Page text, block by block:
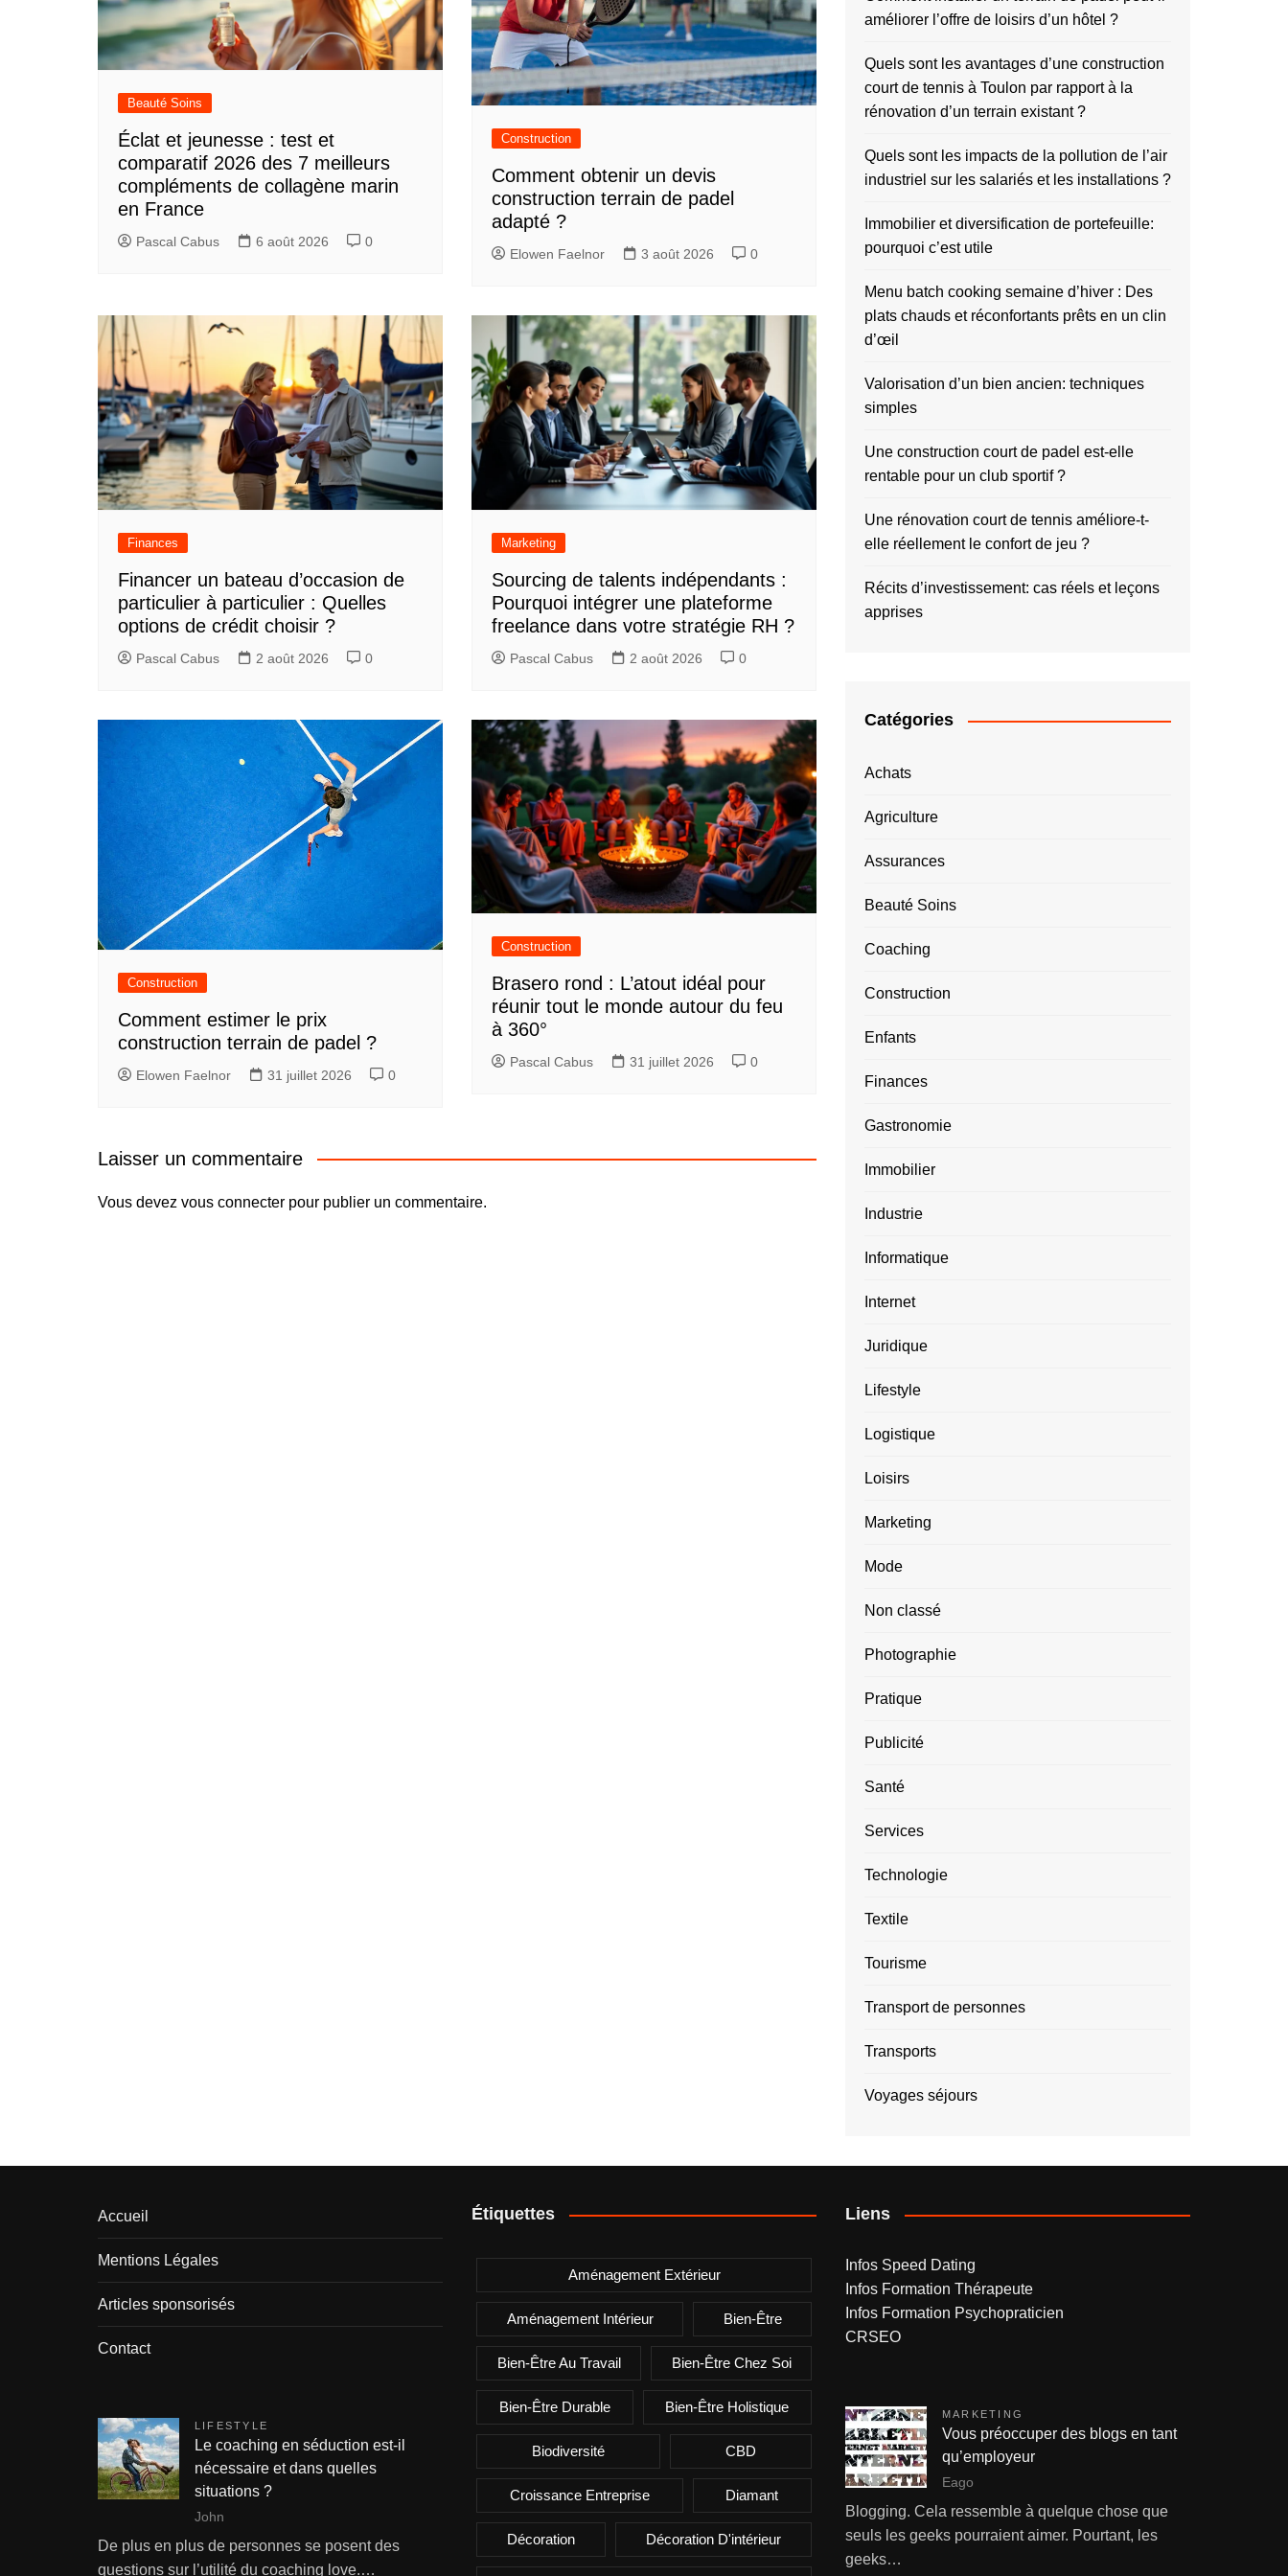
Beauté Soins
Éclat et jeunesse : test et
comparatif 2026 des 7 meilleurs
compléments de collagène marin
en France
Pascal Cabus 6 août 2026 0
Construction
Comment obtenir un devis
construction terrain de padel
adapté ?
Elowen Faelnor 3 août 2026 0
Finances
Financer un bateau d’occasion de
particulier à particulier : Quelles
options de crédit choisir ?
Pascal Cabus 2 août 2026 0
Marketing
Sourcing de talents indépendants :
Pourquoi intégrer une plateforme
freelance dans votre stratégie RH ?
Pascal Cabus 2 août 2026 0
Construction
Comment estimer le prix
construction terrain de padel ?
Elowen Faelnor 31 juillet 2026 0
Construction
Brasero rond : L’atout idéal pour
réunir tout le monde autour du feu
à 360°
Pascal Cabus 31 juillet 2026 0
Laisser un commentaire
Vous devez vous connecter pour publier un commentaire.
améliorer l’offre de loisirs d’un hôtel ?
Quels sont les avantages d’une construction
court de tennis à Toulon par rapport à la
rénovation d’un terrain existant ?
Quels sont les impacts de la pollution de l’air
industriel sur les salariés et les installations ?
Immobilier et diversification de portefeuille:
pourquoi c’est utile
Menu batch cooking semaine d’hiver : Des
plats chauds et réconfortants prêts en un clin
d’œil
Valorisation d’un bien ancien: techniques
simples
Une construction court de padel est-elle
rentable pour un club sportif ?
Une rénovation court de tennis améliore-t-
elle réellement le confort de jeu ?
Récits d’investissement: cas réels et leçons
apprises
Catégories
Achats
Agriculture
Assurances
Beauté Soins
Coaching
Construction
Enfants
Finances
Gastronomie
Immobilier
Industrie
Informatique
Internet
Juridique
Lifestyle
Logistique
Loisirs
Marketing
Mode
Non classé
Photographie
Pratique
Publicité
Santé
Services
Technologie
Textile
Tourisme
Transport de personnes
Transports
Voyages séjours
Accueil
Mentions Légales
Articles sponsorisés
Contact
LIFESTYLE
Le coaching en séduction est-il
nécessaire et dans quelles
situations ?
John
De plus en plus de personnes se posent des
questions sur l’utilité du coaching love.…
Étiquettes
Aménagement Extérieur
Aménagement Intérieur Bien-Être
Bien-Être Au Travail Bien-Être Chez Soi
Bien-Être Durable Bien-Être Holistique
Biodiversité CBD
Croissance Entreprise Diamant
Décoration Décoration D'intérieur
Liens
Infos Speed Dating
Infos Formation Thérapeute
Infos Formation Psychopraticien
CRSEO
MARKETING
Vous préoccuper des blogs en tant
qu’employeur
Eago
Blogging. Cela ressemble à quelque chose que
seuls les geeks pourraient aimer. Pourtant, les
geeks…